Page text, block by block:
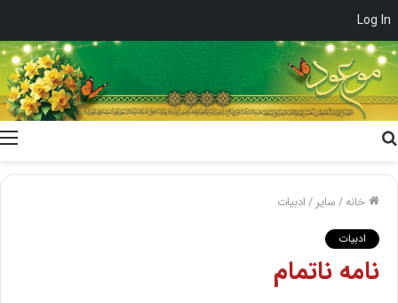
Log In
خانه/سایر /ادبیات
ادبیات
نامه‌ ناتمام